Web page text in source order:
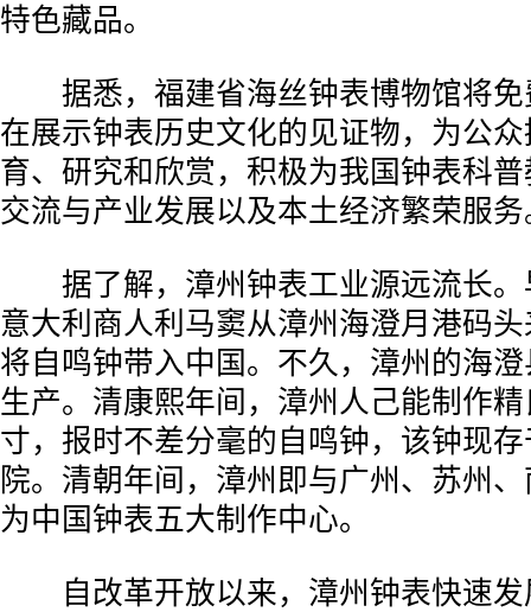
特色藏品。
据悉，福建省海丝钟表博物馆将免
在展示钟表历史文化的见证物，为公
育、研究和欣赏，积极为我国钟表科
交流与产业发展以及本土经济繁荣服务
据了解，漳州钟表工业源远流长。
意大利商人利马窦从漳州海澄月港码
将自鸣钟带入中国。不久，漳州的海
生产。清康熙年间，漳州人己能制作
寸，报时不差分毫的自鸣钟，该钟现
院。清朝年间，漳州即与广州、苏州
为中国钟表五大制作中心。
自改革开放以来，漳州钟表快速发